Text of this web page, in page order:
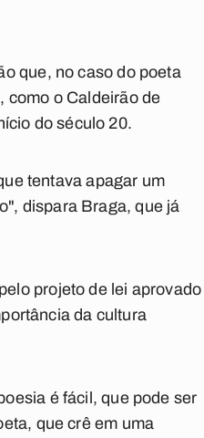
que, no caso do poeta
como o Caldeirão de
do século 20.
tentava apagar um
dispara Braga, que já
projeto de lei aprovado
da cultura
é fácil, que pode ser
que crê em uma